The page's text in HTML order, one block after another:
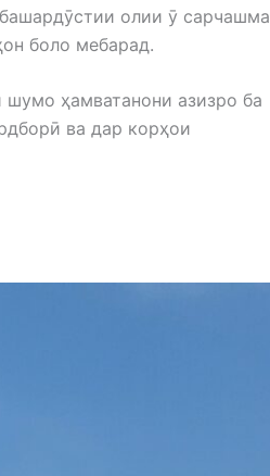
олии ӯ сарчашма
боло мебарад.
ҳамватанони азизро ба
ва дар корҳои
Хатлон